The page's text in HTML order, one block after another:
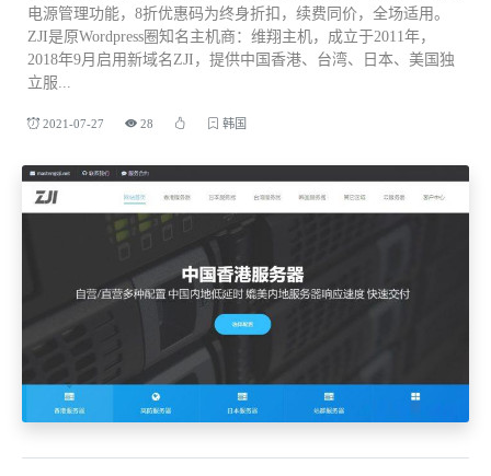
电源管理功能，8折优惠码为终身折扣，续费同价，全场适用。
ZJI是原Wordpress圈知名主机商：维翔主机，成立于2011年，
2018年9月启用新域名ZJI，提供中国香港、台湾、日本、美国独
立服...
2021-07-27 28 韩国